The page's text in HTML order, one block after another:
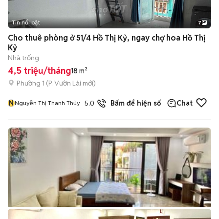
+2
Tin nổi bật 7
Cho thuê phòng ở 51/4 Hồ Thị Kỷ, ngay chợ hoa Hồ Thị
Kỷ
Nhà trống
4,5 triệu/tháng18 m²
Phường 1 (P. Vườn Lài mới)
NNguyễn Thị Thanh Thủy 5.0 Bấm để hiện số Chat